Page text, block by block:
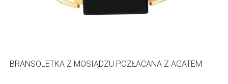
BRANSOLETKA Z MOSIĄDZU POZŁACANA Z AGATEM